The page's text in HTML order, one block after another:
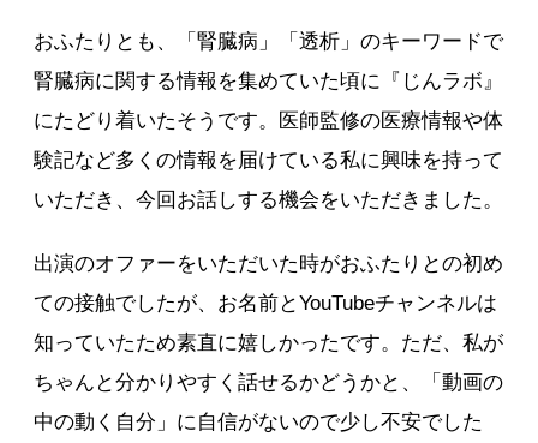
おふたりとも、「腎臓病」「透析」のキーワードで
腎臓病に関する情報を集めていた頃に『じんラボ』
にたどり着いたそうです。医師監修の医療情報や体
験記など多くの情報を届けている私に興味を持って
いただき、今回お話しする機会をいただきました。
出演のオファーをいただいた時がおふたりとの初め
ての接触でしたが、お名前とYouTubeチャンネルは
知っていたため素直に嬉しかったです。ただ、私が
ちゃんと分かりやすく話せるかどうかと、「動画の
中の動く自分」に自信がないので少し不安でした